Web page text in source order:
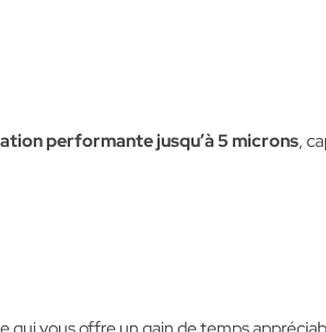
performante jusqu’à 5 microns,